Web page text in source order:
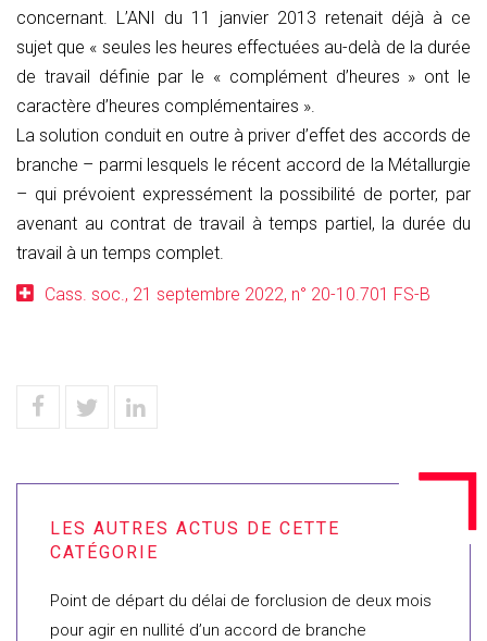
concernant. L’ANI du 11 janvier 2013 retenait déjà à ce
sujet que « seules les heures effectuées au-delà de la durée
de travail définie par le « complément d’heures » ont le
caractère d’heures complémentaires ».
La solution conduit en outre à priver d’effet des accords de
branche – parmi lesquels le récent accord de la Métallurgie
– qui prévoient expressément la possibilité de porter, par
avenant au contrat de travail à temps partiel, la durée du
travail à un temps complet.
Cass. soc., 21 septembre 2022, n° 20-10.701 FS-B
Point de départ du délai de forclusion de deux mois
pour agir en nullité d’un accord de branche